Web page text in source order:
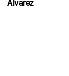
Álvarez